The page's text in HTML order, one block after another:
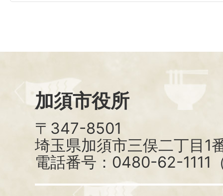
加須市役所
〒347-8501
埼玉県加須市三俣二丁目1
電話番号：0480-62-1111